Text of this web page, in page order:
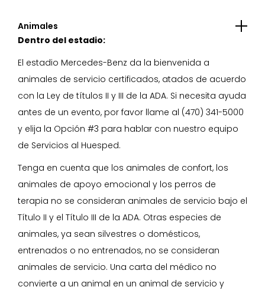
Animales
Dentro del estadio:
El estadio Mercedes-Benz da la bienvenida a
animales de servicio certificados, atados de acuerdo
con la Ley de títulos II y III de la ADA. Si necesita ayuda
antes de un evento, por favor llame al (470) 341-5000
y elija la Opción #3 para hablar con nuestro equipo
de Servicios al Huesped.
Tenga en cuenta que los animales de confort, los
animales de apoyo emocional y los perros de
terapia no se consideran animales de servicio bajo el
Título II y el Título III de la ADA. Otras especies de
animales, ya sean silvestres o domésticos,
entrenados o no entrenados, no se consideran
animales de servicio. Una carta del médico no
convierte a un animal en un animal de servicio y